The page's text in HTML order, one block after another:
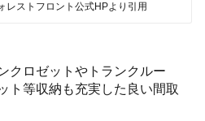
レストフロント公式HPより引用
クロゼットやトランクルー
ト等収納も充実した良い間取